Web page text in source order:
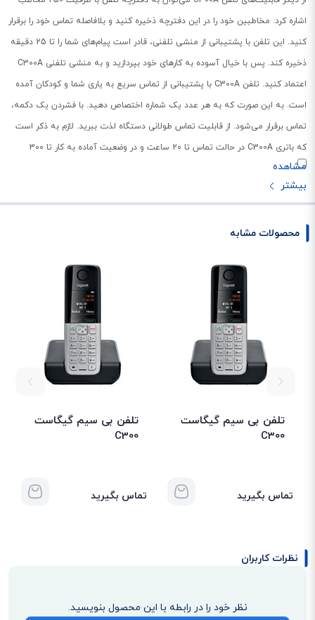
اشاره کرد. مخاطبین خود را در این دفترچه ذخیره کنید و بلافاصله تماس خود را برقرار
کنید. این تلفن با پشتیبانی از منشی تلفنی، قادر است پیام‌های شما را تا 25 دقیقه
ذخیره کند. پس با خیال آسوده به کار‌های خود بپردازید و به منشی تلفنی C300A
اعتماد کنید. تلفن C300A با پشتیبانی از تماس سریع به یاری شما و کودکان آمده
است. به این صورت که به هر عدد یک شماره اختصاص دهید. با فشردن یک دکمه،
تماس برقرار می‌شود. از قابلیت تماس طولانی دستگاه لذت ببرید. لازم به ذکر است
که باتری C300A در حالت تماس تا 20 ساعت و در وضعیت آماده به کار تا 300
ساعت شارژدهی می‌کند. همچنین در هنگام گفتگو با مخاطب خود نگران برد دستگاه
نباشید زیرا برد دستگاه در فضای بسته 50 متر و در فضای باز 300 متر است.
برخی کاربران پس از مدتی احساس می‌کنند به تعداد گوشی‌های بیسیم بیشتری
نیاز دارند؛ از این رو خبر خوب این است که گوشی‌های دستگاه تا 4 عدد قابل
افزایش است. پشتیبانی از فناوری ECO DECT نیز از دیگر قابلیت‌های این تلفن
تلفن‌های بیسیم خود تعبیه نموده است.
منشی تلفنی
که هیچ پیامی را از دست نمی‌دهید. این منشی با بهره‌مندی از قابلیت ذخیره
محصولات مشابه
تلفن بی سیم گیگاست
C300
تماس بگیرید
تلفن بی سیم گیگاست
C300
تماس بگیرید
نظرات کاربران
نظر خود را در رابطه با این محصول بنویسید.